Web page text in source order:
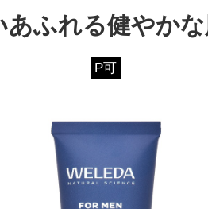
あふれる健やか
P可